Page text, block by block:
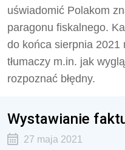
uświadomić Polakom
paragonu fiskalnego.
do końca sierpnia 2021
tłumaczy m.in. jak
rozpoznać błędny.
Wystawianie
27 maja 2021